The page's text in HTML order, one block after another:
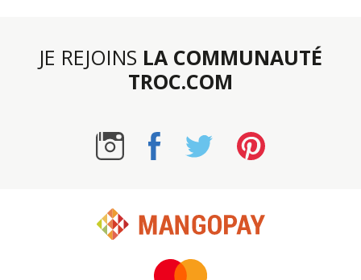
JE REJOINS LA COMMUNAUTÉ
TROC.COM